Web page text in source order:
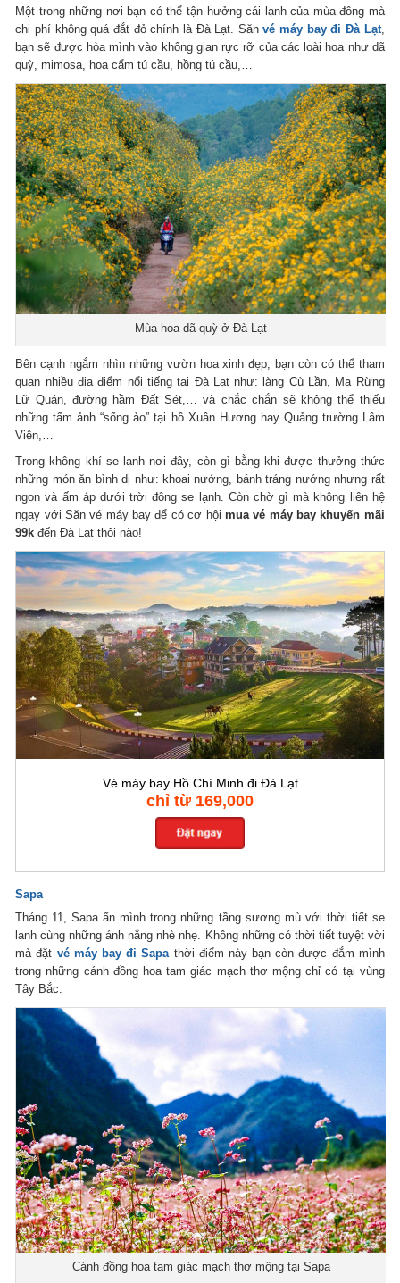
Một trong những nơi bạn có thể tận hưởng cái lạnh của mùa đông mà
chi phí không quá đắt đỏ chính là Đà Lạt. Sănvé máy bay đi Đà Lạt,
bạn sẽ được hòa mình vào không gian rực rỡ của các loài hoa như dã
quỳ, mimosa, hoa cẩm tú cầu, hồng tú cầu,…
Mùa hoa dã quỳ ở Đà Lạt
Bên cạnh ngắm nhìn những vườn hoa xinh đẹp, bạn còn có thể tham
quan nhiều địa điểm nổi tiếng tại Đà Lạt như: làng Cù Lần, Ma Rừng
Lữ Quán, đường hầm Đất Sét,… và chắc chắn sẽ không thể thiếu
những tấm ảnh “sống ảo” tại hồ Xuân Hương hay Quảng trường Lâm
Viên,…
Trong không khí se lạnh nơi đây, còn gì bằng khi được thưởng thức
những món ăn bình dị như: khoai nướng, bánh tráng nướng nhưng rất
ngon và ấm áp dưới trời đông se lạnh. Còn chờ gì mà không liên hệ
ngay với Săn vé máy bay để có cơ hội mua vé máy bay khuyến mãi
99kđến Đà Lạt thôi nào!
Vé máy bay Hồ Chí Minh đi Đà Lạt
chỉ từ 169,000
Sapa
Tháng 11, Sapa ẩn mình trong những tầng sương mù với thời tiết se
lạnh cùng những ánh nắng nhè nhẹ. Không những có thời tiết tuyệt vời
màđặt vé máy bay đi Sapa thời điểm này bạn còn được đắm mình
trong những cánh đồng hoa tam giác mạch thơ mộng chỉ có tại vùng
Tây Bắc.
Cánh đồng hoa tam giác mạch thơ mộng tại Sapa